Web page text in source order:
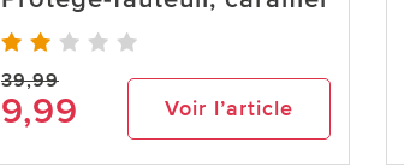
39,99
9,99 Voir l’article